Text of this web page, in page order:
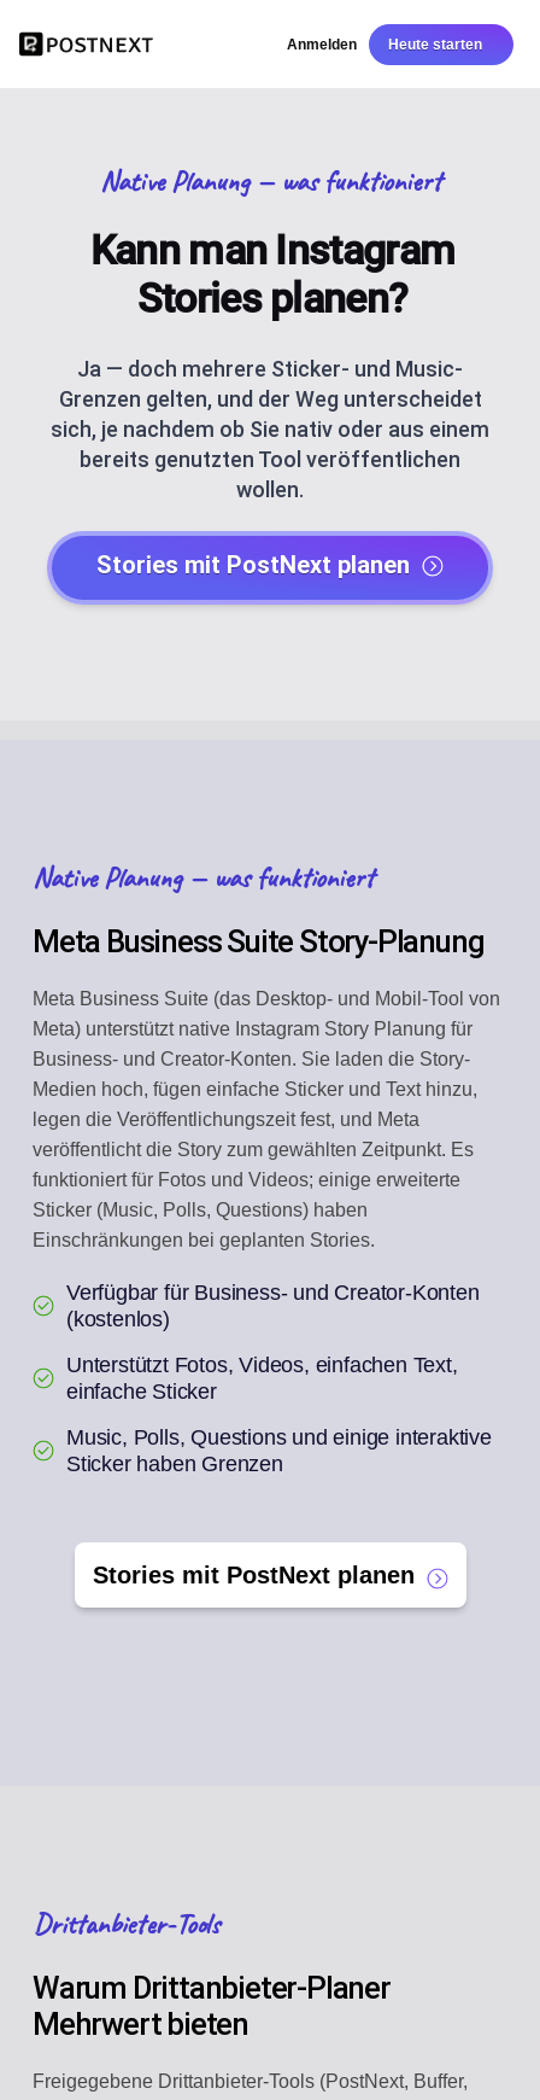
Anmelden Heute starten
Native Planung — was funktioniert
Kann man Instagram
Stories planen?
Ja — doch mehrere Sticker- und Music-
Grenzen gelten, und der Weg unterscheidet
sich, je nachdem ob Sie nativ oder aus einem
bereits genutzten Tool veröffentlichen
wollen.
Stories mit PostNext planen
Native Planung — was funktioniert
Meta Business Suite Story-Planung
Meta Business Suite (das Desktop- und Mobil-Tool von
Meta) unterstützt native Instagram Story Planung für
Business- und Creator-Konten. Sie laden die Story-
Medien hoch, fügen einfache Sticker und Text hinzu,
legen die Veröffentlichungszeit fest, und Meta
veröffentlicht die Story zum gewählten Zeitpunkt. Es
funktioniert für Fotos und Videos; einige erweiterte
Sticker (Music, Polls, Questions) haben
Einschränkungen bei geplanten Stories.
Verfügbar für Business- und Creator-Konten
(kostenlos)
Unterstützt Fotos, Videos, einfachen Text,
einfache Sticker
Music, Polls, Questions und einige interaktive
Sticker haben Grenzen
Stories mit PostNext planen
Drittanbieter-Tools
Warum Drittanbieter-Planer
Mehrwert bieten
Freigegebene Drittanbieter-Tools (PostNext, Buffer,